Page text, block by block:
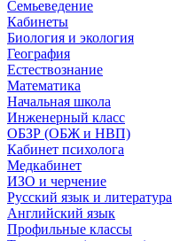
Семьеведение
Кабинеты
Биология и экология
География
Естествознание
Математика
Начальная школа
Инженерный класс
ОБЗР (ОБЖ и НВП)
Кабинет психолога
Медкабинет
ИЗО и черчение
Русский язык и литература
Английский язык
Профильные классы